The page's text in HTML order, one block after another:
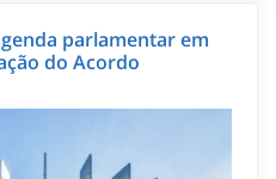
parlamentar em
do Acordo